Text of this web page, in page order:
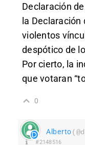
Declaración
la Declaración
violentos
despótico de
Por cierto, la
que votaran
0
Alberto
#2148516